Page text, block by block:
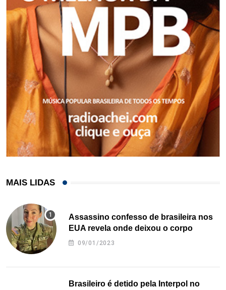
MAIS LIDAS
Assassino confesso de brasileira nos
EUA revela onde deixou o corpo
09/01/2023
Brasileiro é detido pela Interpol no